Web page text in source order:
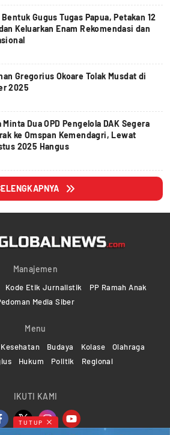
Gugus Tugas Papua, Petakan 12
Keluarkan Enam Rekomendasi dan
Gregorius Okoare Tolak Musdat di
2025
Dua OPD Pengelola DAK Segera
ke Omspan Kemendagri, Lewat
2025 Hangus
Manajemen
Kode Etik Jurnalistik
PP Ramah Anak
Media Siber
Menu
Kesehatan Budaya Kolase
Olahraga
Hukum Politik Regional
IKUTI KAMI
TUTUP